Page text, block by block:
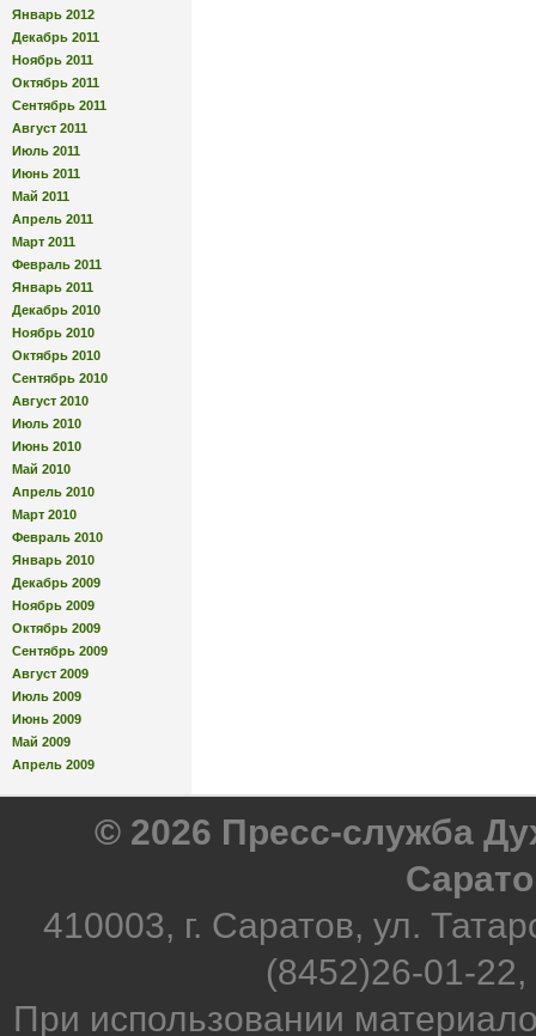
Январь 2012
Декабрь 2011
Ноябрь 2011
Октябрь 2011
Сентябрь 2011
Август 2011
Июль 2011
Июнь 2011
Май 2011
Апрель 2011
Март 2011
Февраль 2011
Январь 2011
Декабрь 2010
Ноябрь 2010
Октябрь 2010
Сентябрь 2010
Август 2010
Июль 2010
Июнь 2010
Май 2010
Апрель 2010
Март 2010
Февраль 2010
Январь 2010
Декабрь 2009
Ноябрь 2009
Октябрь 2009
Сентябрь 2009
Август 2009
Июль 2009
Июнь 2009
Май 2009
Апрель 2009
© 2026 Пресс-служба
410003, г. Саратов, ул.
(8452)26-01-
При использовании